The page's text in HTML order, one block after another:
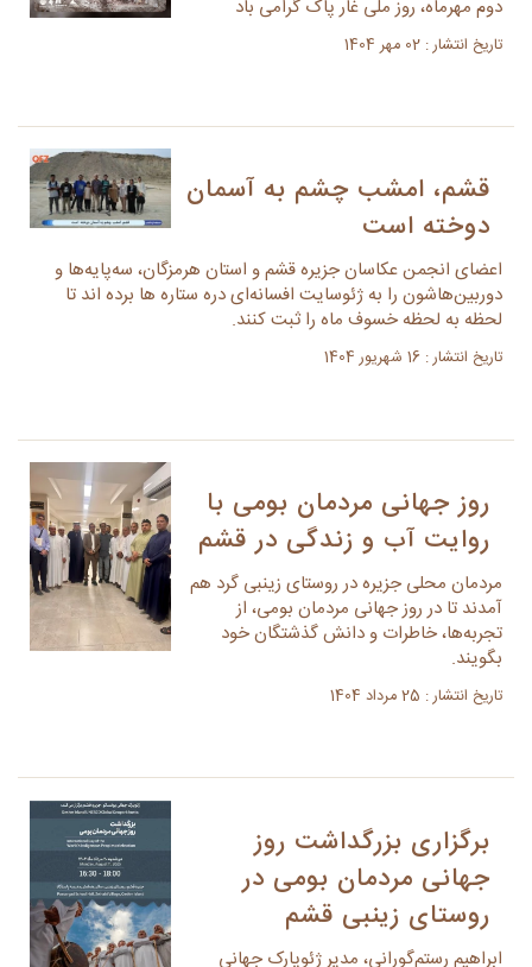
دوم مهرماه، روز ملی غار پاک گرامی باد
تاریخ انتشار : 02 مهر 1404
قشم، امشب چشم به آسمان
دوخته است
اعضای انجمن عکاسان جزیره قشم و استان هرمزگان، سه‌پایه‌ها و
دوربین‌هاشون را به ژئوسایت افسانه‌ای دره ستاره ها برده اند تا
لحظه به لحظه خسوف ماه را ثبت کنند.
تاریخ انتشار : 16 شهریور 1404
روز جهانی مردمان بومی با
روایت‌ آب و زندگی در قشم
مردمان محلی جزیره در روستای زینبی گرد هم
آمدند تا در روز جهانی مردمان بومی، از
تجربه‌ها، خاطرات و دانش گذشتگان خود
بگویند.
تاریخ انتشار : 25 مرداد 1404
برگزاری بزرگداشت روز
جهانی مردمان بومی در
روستای زینبی قشم
ابراهیم رستم‌گورانی، مدیر ژئوپارک جهانی